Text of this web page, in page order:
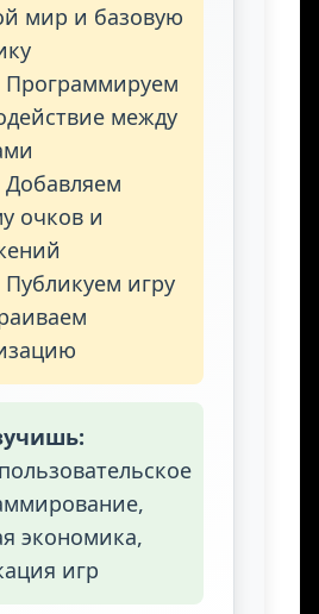
мир и базовую
Программируем
между
Добавляем
очков и
Публикуем игру
экономика,
игр